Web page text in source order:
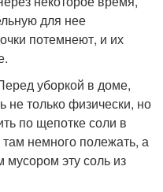
для нее
потемнеют, и их
уборкой в доме,
не только физически, но
по щепотке соли в
немного полежать, а
мусором эту соль из